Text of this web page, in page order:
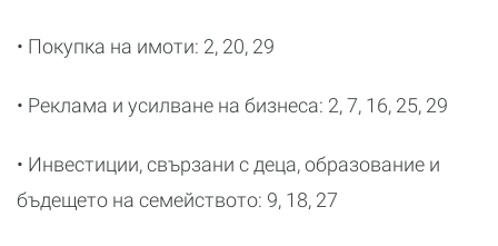
• Покупка на имоти: 2, 20, 29
• Реклама и усилване на бизнеса: 2, 7, 16, 25, 29
• Инвестиции, свързани с деца, образование и
бъдещето на семейството: 9, 18, 27